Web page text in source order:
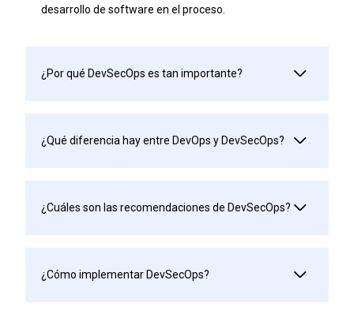
desarrollo de software en el proceso.
¿Por qué DevSecOps es tan importante?
¿Qué diferencia hay entre DevOps y DevSecOps?
¿Cuáles son las recomendaciones de DevSecOps?
¿Cómo implementar DevSecOps?